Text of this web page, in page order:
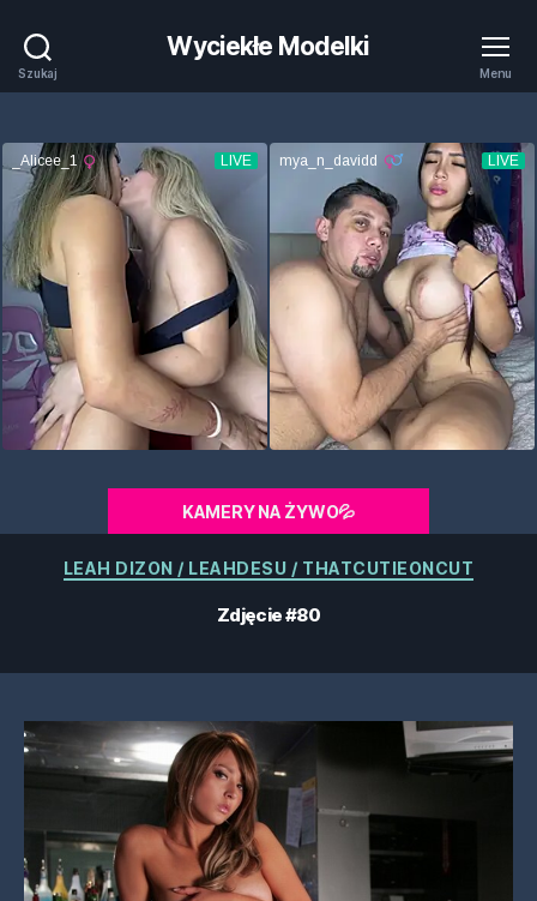
Szukaj
Wyciekłe Modelki
Menu
KAMERY NA ŻYWO💦
Kategorie
LEAH DIZON / LEAHDESU / THATCUTIEONCUT
Zdjęcie #80